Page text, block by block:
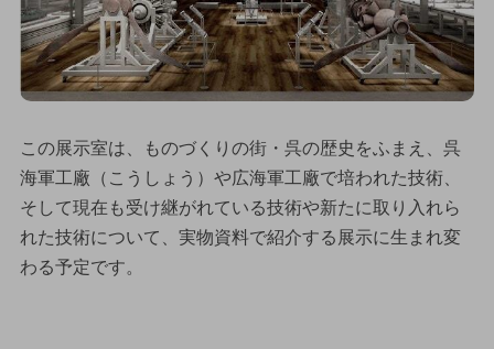
この展示室は、ものづくりの街・呉の歴史をふまえ、呉
海軍工廠（こうしょう）や広海軍工廠で培われた技術、
そして現在も受け継がれている技術や新たに取り入れら
れた技術について、実物資料で紹介する展示に生まれ変
わる予定です。